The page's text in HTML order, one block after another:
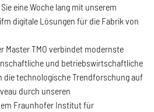
eine Woche lang mit unserem
digitale Lösungen für die Fabrik von
Master TMO verbindet modernste
und betriebswirtschaftliche
die technologische Trendforschung auf
durch unseren
Fraunhofer Institut für